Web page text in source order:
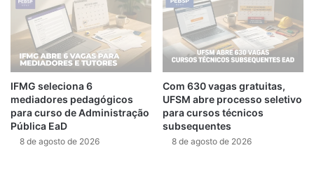
IFMG seleciona 6
mediadores pedagógicos
para curso de Administração
Pública EaD
8 de agosto de 2026
Com 630 vagas gratuitas,
UFSM abre processo seletivo
para cursos técnicos
subsequentes
8 de agosto de 2026